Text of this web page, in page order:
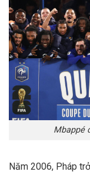
Mbappé
Năm 2006, Pháp